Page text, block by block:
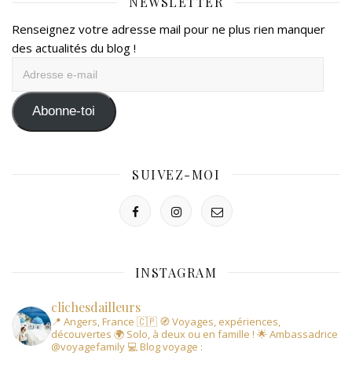
Renseignez votre adresse mail pour ne plus rien manquer
des actualités du blog !
mail Abonne-toi
SUIVEZ-MOI
INSTAGRAM
clichesdailleurs
📍 Angers, France 🇨🇵 🧭 Voyages, expériences,
découvertes 🌍 Solo, à deux ou en famille ! 🌟 Ambassadrice
@voyagefamily 💻 Blog voyage :